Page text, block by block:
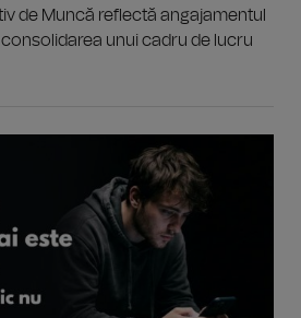
de Muncă reflectă angajamentul
unui cadru de lucru